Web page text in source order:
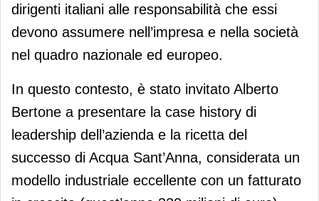
dirigenti italiani alle responsabilità che essi
devono assumere nell’impresa e nella società
nel quadro nazionale ed europeo.
In questo contesto, è stato invitato Alberto
Bertone a presentare la case history di
leadership dell’azienda e la ricetta del
successo di Acqua Sant’Anna, considerata un
modello industriale eccellente con un fatturato